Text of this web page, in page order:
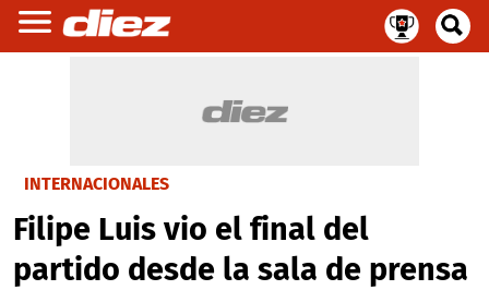
INTERNACIONALES
Filipe Luis vio el final del
partido desde la sala de prensa